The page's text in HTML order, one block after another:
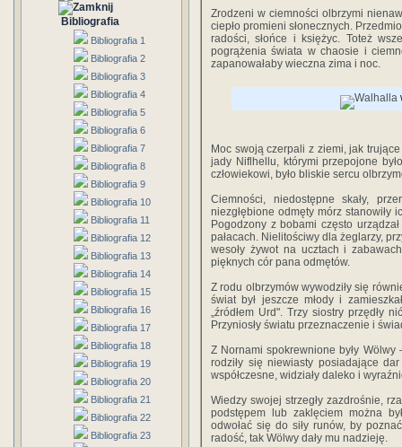
Bibliografia
Bibliografia 1
Bibliografia 2
Bibliografia 3
Bibliografia 4
Bibliografia 5
Bibliografia 6
Bibliografia 7
Bibliografia 8
Bibliografia 9
Bibliografia 10
Bibliografia 11
Bibliografia 12
Bibliografia 13
Bibliografia 14
Bibliografia 15
Bibliografia 16
Bibliografia 17
Bibliografia 18
Bibliografia 19
Bibliografia 20
Bibliografia 21
Bibliografia 22
Bibliografia 23
Zrodzeni w ciemności olbrzymi
ciepło promieni słonecznych.
radości, słońce i księżyc. Toteż
pogrążenia świata w chaosie i
zapanowałaby wieczna zima i noc.
Moc swoją czerpali z ziemi, jak
jady Niflhellu, którymi przepojone
człowiekowi, było bliskie sercu
Ciemności, niedostępne skały,
niezgłębione odmęty mórz stanowiły
Pogodzony z bobami często
pałacach. Nielitościwy dla żeglarzy,
wesoły żywot na ucztach i
pięknych cór pana odmętów.
Z rodu olbrzymów wywodziły się
świat był jeszcze młody i
„źródłem Urd". Trzy siostry przędły
Przyniosły światu przeznaczenie i
Z Nornami spokrewnione były
rodziły się niewiasty posiadające
współczesne, widziały daleko i
Wiedzy swojej strzegły zazdrośnie,
podstępem lub zaklęciem można
odwołać się do siły runów, by
radość, tak Wölwy dały mu nadzieję.